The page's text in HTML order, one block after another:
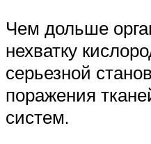
Чем дольше
нехватку
серьезной
поражения
систем.